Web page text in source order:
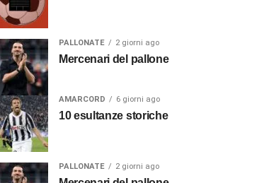
PALLONATE 2 giorni ago
Mercenari del pallone
AMARCORD 6 giorni ago
10 esultanze storiche
PALLONATE 2 giorni ago